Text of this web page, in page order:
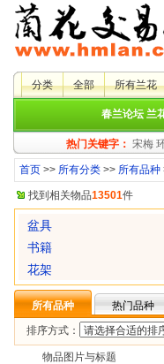
分类 全部 所有兰花
春兰论坛 兰
热门关键字： 宋梅
首页 >> 所有分类 >> 所有品种
找到相关物品13501件
盆具
书籍
花架
所有品种 热门品种
排序方式：
物品图片与标题